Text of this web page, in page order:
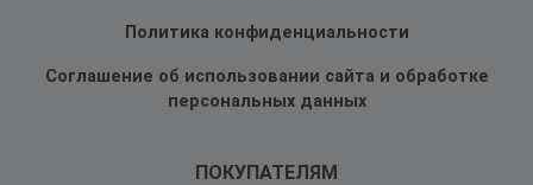
Политика конфиденциальности
Соглашение об использовании сайта и обработке
персональных данных
ПОКУПАТЕЛЯМ